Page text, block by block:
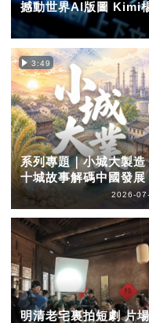
撼動世界AI版圖 Kimi
3:49
系列專題｜小城大製造
十城故事解碼中國發展
2026-
明清老宅裏拍短劇 片場